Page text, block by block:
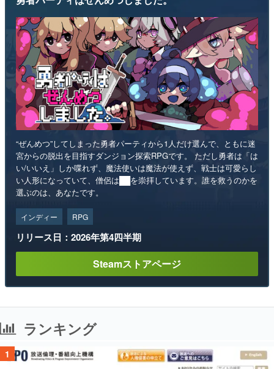
“ぜんめつ”してしまった勇者パーティから1人だけ選んで、ともに迷
宮からの脱出を目指すダンジョン探索RPGです。 ただし勇者は「は
い/いいえ」しか喋れず、魔法使いは魔法が使えず、戦士は可愛らし
い人形になっていて、僧侶は██を崇拝しています。誰を救うのかを
選ぶのは、あなたです。
インディー RPG
リリース日：2026年第4四半期
Steamストアページ
ランキング
1